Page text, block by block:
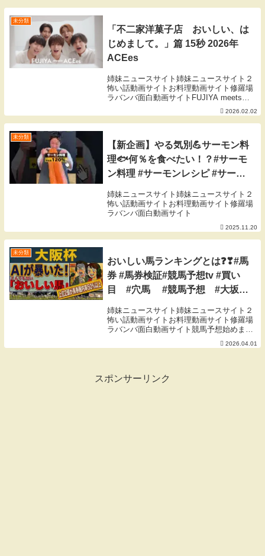
未分類
「不二家洋菓子店 おいしい、は
じめまして。」篇 15秒 2026年
ACEes
姉妹ニュースサイト姉妹ニュースサイト２
怖い話動画サイトお料理動画サイト修羅場
ラバンバ面白動画サイトFUJIYA meets
ACEesSmile Switch新ブランドキャラクタ
ーのACEesが出演する、不二家洋菓子店の
新CMが公開！何度来...
2026.02.02
未分類
【新企画】やる気別💪サーモン料
理🐟何％を食べたい！？#サーモ
ン料理 #サーモンレシピ #サーモ
ンアレンジ #サーモン #レシピ
#shorts
姉妹ニュースサイト姉妹ニュースサイト２
怖い話動画サイトお料理動画サイト修羅場
ラバンバ面白動画サイト
2025.11.20
未分類
おいしい馬ランキングとは❓❣#馬
券 #馬券検証#競馬予想tv #買い
目 #穴馬 #競馬予想 #大坂杯
#阪神競馬場 #jra #ダノン
デサイル
姉妹ニュースサイト姉妹ニュースサイト２
怖い話動画サイトお料理動画サイト修羅場
ラバンバ面白動画サイト競馬予想始めまし
た。その試行として、AIによる競馬予想の
ラジオ番組を作りました。皆さんの感想コ
2026.04.01
スポンサーリンク